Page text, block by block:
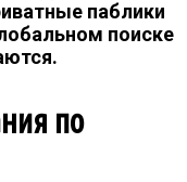
паблики
поиске
по